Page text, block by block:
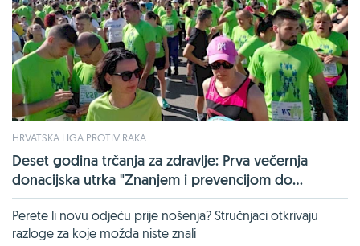
HRVATSKA LIGA PROTIV RAKA
Deset godina trčanja za zdravlje: Prva večernja
donacijska utrka "Znanjem i prevencijom do...
Perete li novu odjeću prije nošenja? Stručnjaci otkrivaju
razloge za koje možda niste znali